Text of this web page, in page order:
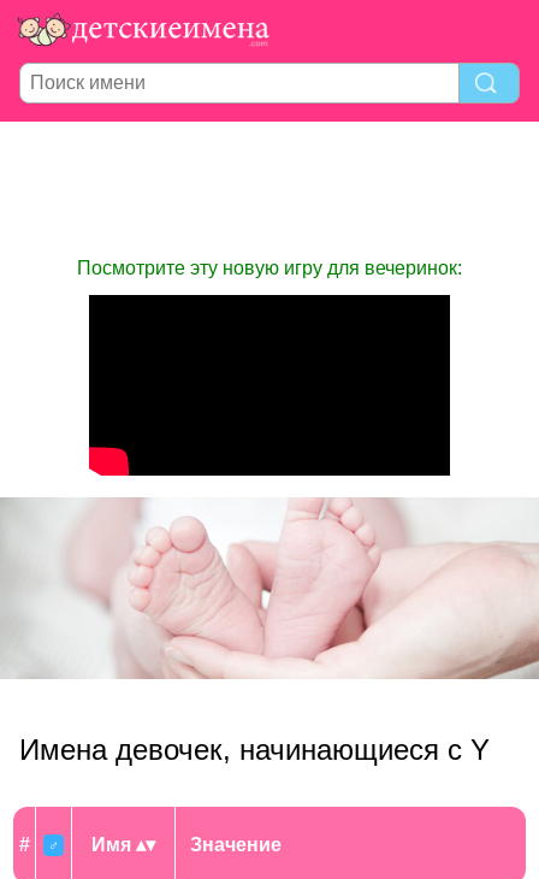
Посмотрите эту новую игру для вечеринок:
Имена девочек, начинающиеся с Y
# ♂ Имя Значение